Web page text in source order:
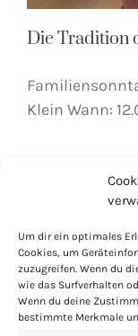
Um dir ein optimales
Cookies, um
zuzugreifen. Wenn du
wie das Surfverhalten
Wenn du deine
bestimmte Merkmale
Die Tradition
Klein Wann:
PARTNER
DATENSCHUTZ